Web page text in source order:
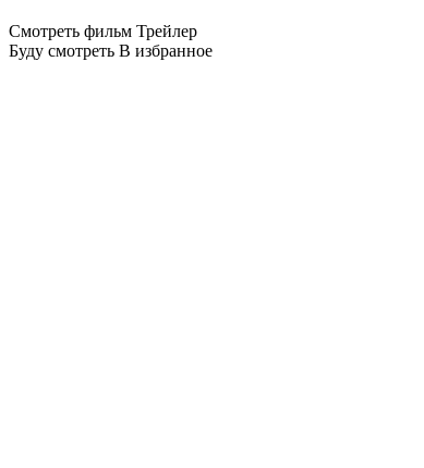
Смотреть фильм Трейлер
Буду смотреть В избранное